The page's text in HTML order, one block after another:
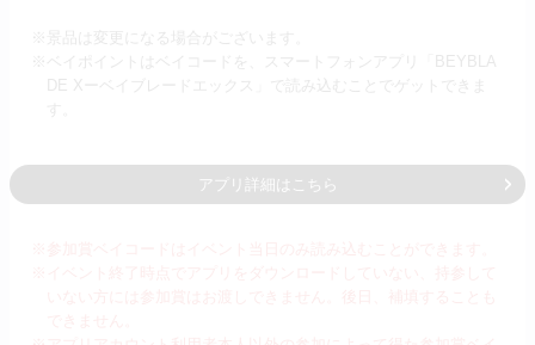
※景品は変更になる場合がございます。
※ベイポイントはベイコードを、スマートフォンアプリ「BEYBLA
DE Xーベイブレードエックス」で読み込むことでゲットできま
アプリ詳細はこちら